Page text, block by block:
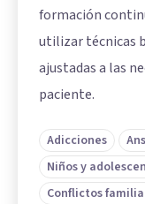
formación
utilizar técnicas
ajustadas a las
paciente.
Adicciones
Niños y
Conflictos